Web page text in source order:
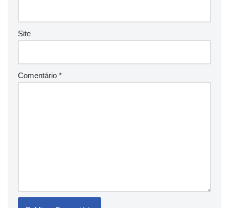
Site
Comentário *